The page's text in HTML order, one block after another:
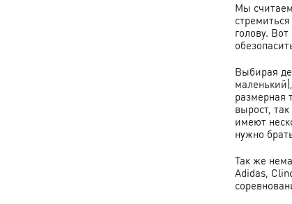
Мы
голову.
Выбирая
размерная
вырост,
имеют
нужно
Так же
Adidas,